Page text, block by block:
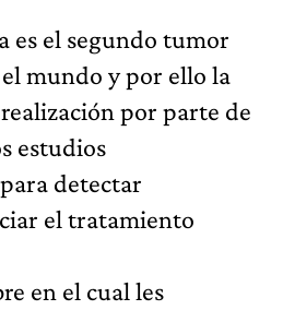
es el segundo tumor
mundo y por ello la
por parte de
estudios
detectar
el tratamiento
en el cual les